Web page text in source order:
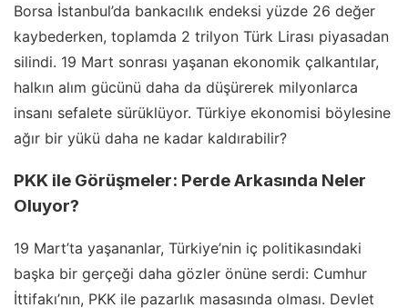
Borsa İstanbul’da bankacılık endeksi yüzde 26 değer
kaybederken, toplamda 2 trilyon Türk Lirası piyasadan
silindi. 19 Mart sonrası yaşanan ekonomik çalkantılar,
halkın alım gücünü daha da düşürerek milyonlarca
insanı sefalete sürüklüyor. Türkiye ekonomisi böylesine
ağır bir yükü daha ne kadar kaldırabilir?
PKK ile Görüşmeler: Perde Arkasında Neler
Oluyor?
19 Mart’ta yaşananlar, Türkiye’nin iç politikasındaki
başka bir gerçeği daha gözler önüne serdi: Cumhur
İttifakı’nın, PKK ile pazarlık masasında olması. Devlet